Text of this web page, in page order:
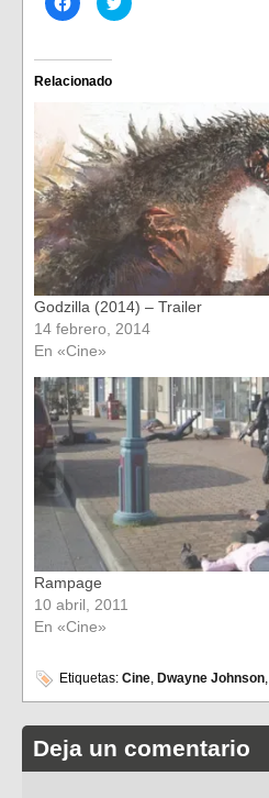
clic
Facebook
(Se
abre
ventana
nueva)
clic
una
ventana
nueva)
Relacionado
Godzilla (2014) – Trailer
14 febrero, 2014
En «Cine»
Rampage
10 abril, 2011
En «Cine»
Etiquetas: Cine, Dwayne Johnson,
Deja un comentario